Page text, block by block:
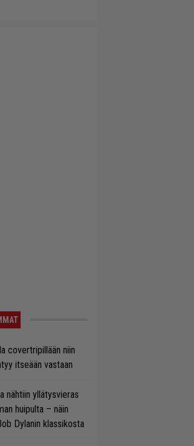
covertripillään niin
itseään vastaan
nähtiin yllätysvieras
huipulta – näin
Dylanin klassikosta